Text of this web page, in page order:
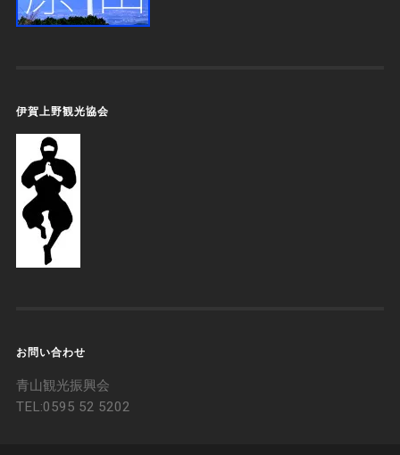
伊賀上野観光協会
お問い合わせ
青山観光振興会
TEL:‭0595 52 5202